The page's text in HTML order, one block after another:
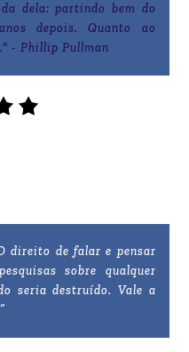
dela: partindo bem do
depois. Quanto ao
- Phillip Pullman
direito de falar e pensar
sobre qualquer
seria destruído. Vale a